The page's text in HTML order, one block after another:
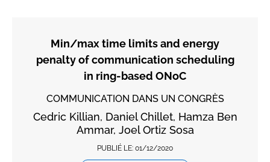
Min/max time limits and energy
penalty of communication scheduling
in ring-based ONoC
COMMUNICATION DANS UN CONGRÈS
Cedric Killian, Daniel Chillet, Hamza Ben
Ammar, Joel Ortiz Sosa
PUBLIÉ LE: 01/12/2020